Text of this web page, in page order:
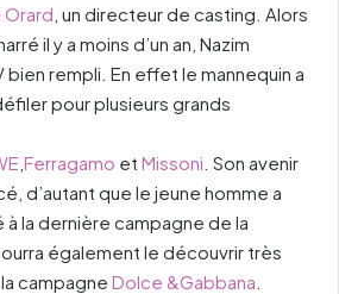
Orard , un directeur de casting. Alors
il y a moins d’un an, Nazim
bien rempli. En effet le mannequin a
pour plusieurs grands
Ferragamo et Missoni . Son avenir
d’autant que le jeune homme a
la dernière campagne de la
également le découvrir très
campagne Dolce &Gabbana